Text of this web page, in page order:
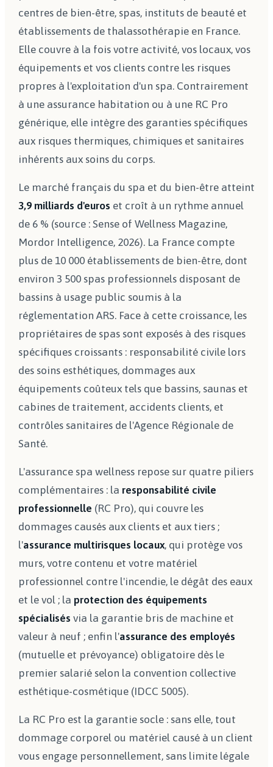
centres de bien-être, spas, instituts de beauté et
établissements de thalassothérapie en France.
Elle couvre à la fois votre activité, vos locaux, vos
équipements et vos clients contre les risques
propres à l'exploitation d'un spa. Contrairement
à une assurance habitation ou à une RC Pro
générique, elle intègre des garanties spécifiques
aux risques thermiques, chimiques et sanitaires
inhérents aux soins du corps.
Le marché français du spa et du bien-être atteint
3,9 milliards d'euros et croît à un rythme annuel
de 6 % (source : Sense of Wellness Magazine,
Mordor Intelligence, 2026). La France compte
plus de 10 000 établissements de bien-être, dont
environ 3 500 spas professionnels disposant de
bassins à usage public soumis à la
réglementation ARS. Face à cette croissance, les
propriétaires de spas sont exposés à des risques
spécifiques croissants : responsabilité civile lors
des soins esthétiques, dommages aux
équipements coûteux tels que bassins, saunas et
cabines de traitement, accidents clients, et
contrôles sanitaires de l'Agence Régionale de
Santé.
L'assurance spa wellness repose sur quatre piliers
complémentaires : la responsabilité civile
professionnelle (RC Pro), qui couvre les
dommages causés aux clients et aux tiers ;
l'assurance multirisques locaux, qui protège vos
murs, votre contenu et votre matériel
professionnel contre l'incendie, le dégât des eaux
et le vol ; la protection des équipements
spécialisés via la garantie bris de machine et
valeur à neuf ; enfin l'assurance des employés
(mutuelle et prévoyance) obligatoire dès le
premier salarié selon la convention collective
esthétique-cosmétique (IDCC 5005).
La RC Pro est la garantie socle : sans elle, tout
dommage corporel ou matériel causé à un client
vous engage personnellement, sans limite légale